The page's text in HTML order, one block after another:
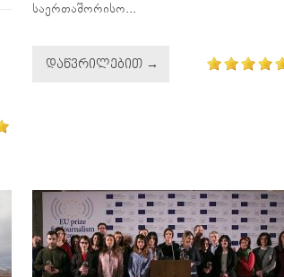
საერთაშორისო...
ᲓᲐᲬᲕᲠᲘᲚᲔᲑᲘᲗ →